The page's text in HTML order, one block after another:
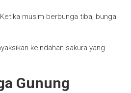
musim berbunga tiba, bunga
keindahan sakura yang
Gunung